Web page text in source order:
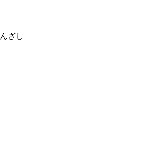
ざし